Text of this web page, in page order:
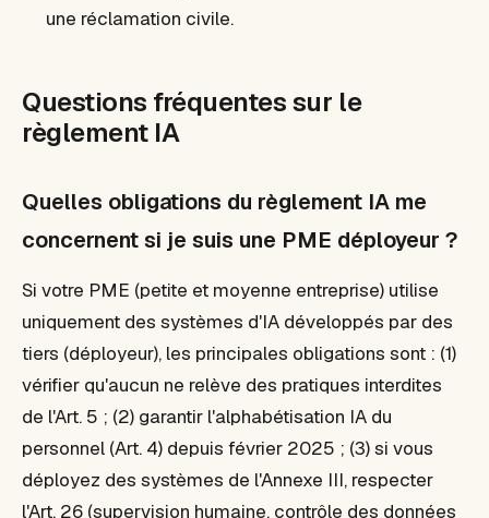
une réclamation civile.
Questions fréquentes sur le
règlement IA
Quelles obligations du règlement IA me
concernent si je suis une PME déployeur ?
Si votre PME (petite et moyenne entreprise) utilise
uniquement des systèmes d'IA développés par des
tiers (déployeur), les principales obligations sont : (1)
vérifier qu'aucun ne relève des pratiques interdites
de l'Art. 5 ; (2) garantir l'alphabétisation IA du
personnel (Art. 4) depuis février 2025 ; (3) si vous
déployez des systèmes de l'Annexe III, respecter
l'Art. 26 (supervision humaine, contrôle des données